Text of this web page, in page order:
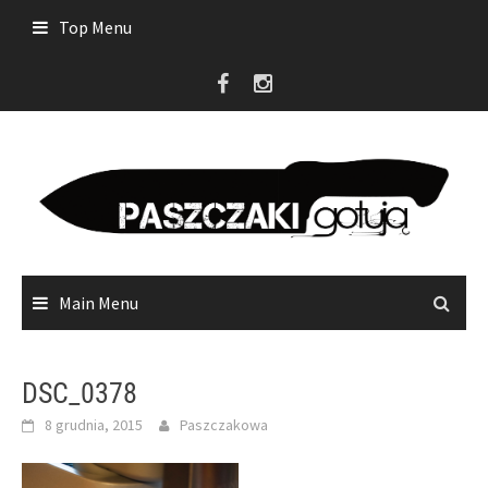
Top Menu
Main Menu
DSC_0378
8 grudnia, 2015 Paszczakowa